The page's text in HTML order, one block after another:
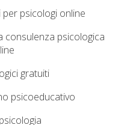
psicologi online
consulenza psicologica
gratuiti
psicoeducativo